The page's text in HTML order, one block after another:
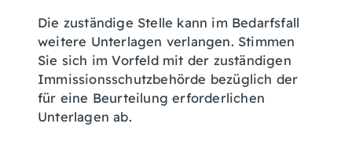
Die zuständige Stelle kann im Bedarfsfall
weitere Unterlagen verlangen. Stimmen
Sie sich im Vorfeld mit der zuständigen
Immissionsschutzbehörde bezüglich der
für eine Beurteilung erforderlichen
Unterlagen ab.